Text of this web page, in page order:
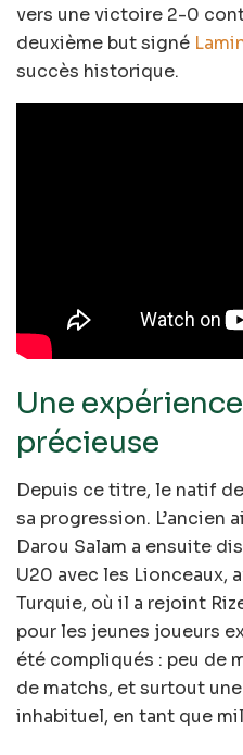
vers une victoire 2-0
deuxième but signé
succès historique.
Une
précieuse
Depuis ce titre, le natif
sa progression. L’ancien
Darou Salam a ensuite
U20 avec les Lionceaux,
Turquie, où il a rejoint
pour les jeunes joueurs
été compliqués : peu de
de matchs, et surtout
inhabituel, en tant que